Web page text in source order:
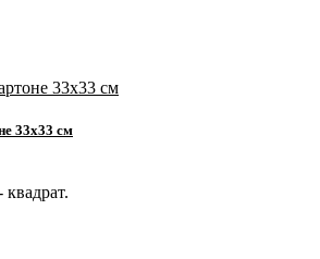
33x33 см